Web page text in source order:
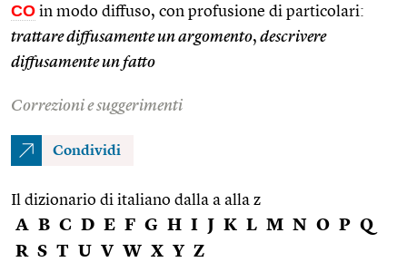
CO in modo diffuso, con profusione di particolari:
trattare diffusamente un argomento, descrivere
diffusamente un fatto
Correzioni e suggerimenti
Condividi
Il dizionario di italiano dalla a alla z
A B C D E F G H I J K L M N O P Q
R S T U V W X Y Z